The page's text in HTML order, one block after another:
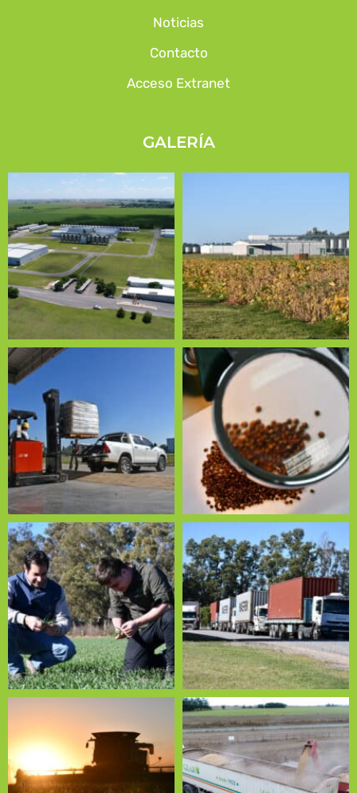
Noticias
Contacto
Acceso Extranet
GALERÍA